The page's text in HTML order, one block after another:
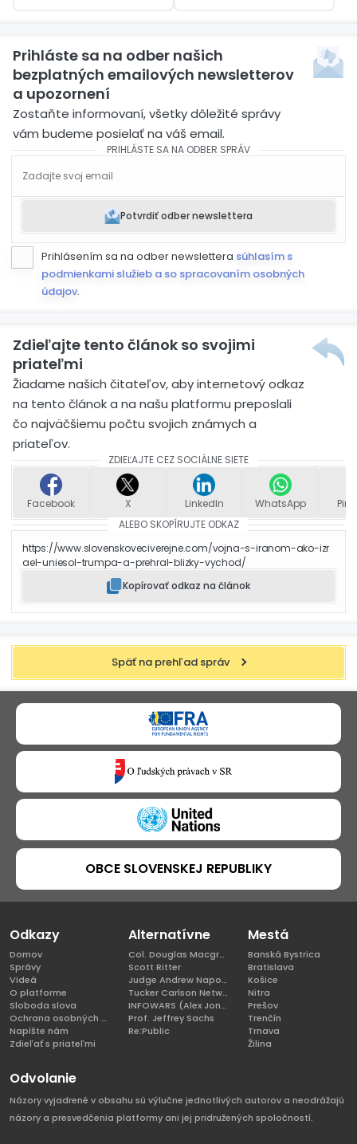
Prihláste sa na odber našich
bezplatných emailových newsletterov
a upozornení
Zostaňte informovaní, všetky dôležité správy
vám budeme posielať na váš email.
PRIHLÁSTE SA NA ODBER SPRÁV
Potvrdiť odber newslettera
Prihlásením sa na odber newslettera súhlasím s
podmienkami služieb a so spracovaním osobných
údajov.
Zdieľajte tento článok so svojimi
priateľmi
Žiadame našich čitateľov, aby internetový odkaz
na tento článok a na našu platformu preposlali
čo najväčšiemu počtu svojich známych a
priateľov.
ZDIEĽAJTE CEZ SOCIÁLNE SIETE
Facebook X LinkedIn WhatsApp
ALEBO SKOPÍRUJTE ODKAZ
https://www.slovenskoveciverejne.com/vojna-s-iranom-ako-izr
ael-uniesol-trumpa-a-prehral-blizky-vychod/
Kopírovať odkaz na článok
Späť na prehľad správ
OBCE SLOVENSKEJ REPUBLIKY
Odkazy
Domov
Správy
Videá
O platforme
Sloboda slova
Ochrana osobných údajov
Napíšte nám
Zdieľať s priateľmi
Alternatívne
Col. Douglas Macgregor, Ph.D
Scott Ritter
Judge Andrew Napolitano
Tucker Carlson Network
INFOWARS (Alex Jones)
Prof. Jeffrey Sachs
Re:Public
Mestá
Banská Bystrica
Bratislava
Košice
Nitra
Prešov
Trenčín
Trnava
Žilina
Odvolanie
Názory vyjadrené v obsahu sú výlučne jednotlivých autorov a neodrážajú
názory a presvedčenia platformy ani jej pridružených spoločností.